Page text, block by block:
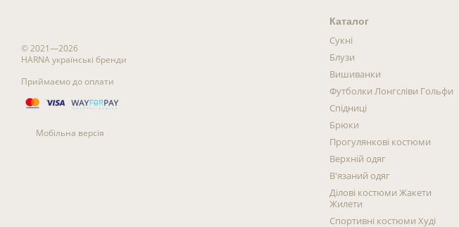
© 2021—2026
HARNA українські бренди
Приймаємо до оплати
Мобільна версія
Каталог
Сукні
Блузи
Вишиванки
Футболки Лонгсліви Гольфи
Спідниці
Брюки
Прогулянкові костюми
Верхній одяг
В'язаний одяг
Ділові костюми Жакети
Жилети
Спортивні костюми Худі